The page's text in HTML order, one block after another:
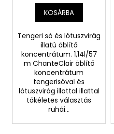
KOSÁRBA
Tengeri só és lótuszvirág
illatú öblítő
koncentrátum. 1,14l/57
m ChanteClair öblítő
koncentrátum
tengerisóval és
lótuszvirág illattal illattal
tökéletes választás
ruhái...